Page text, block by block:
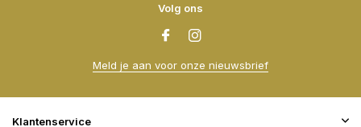
Volg ons
Meld je aan voor onze nieuwsbrief
Klantenservice